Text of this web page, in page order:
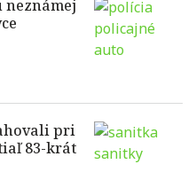
pri
83-krát